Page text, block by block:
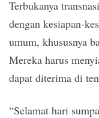
Terbukanya
dengan kesiapan-
umum, khususnya
Mereka harus
dapat diterima di
“Selamat hari